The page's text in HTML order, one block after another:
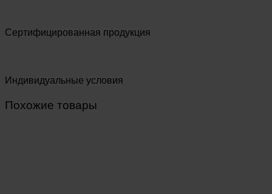
Сертифицированная продукция
Индивидуальные условия
Похожие товары